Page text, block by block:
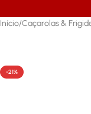
Início/Caçarolas &
-21%